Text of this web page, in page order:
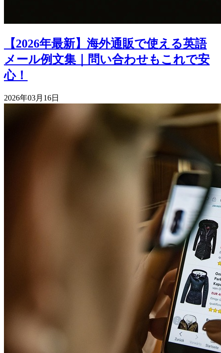
【2026年最新】海外通販で使える英語
メール例文集｜問い合わせもこれで安
心！
2026年03月16日